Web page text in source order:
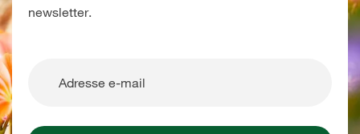
newsletter.